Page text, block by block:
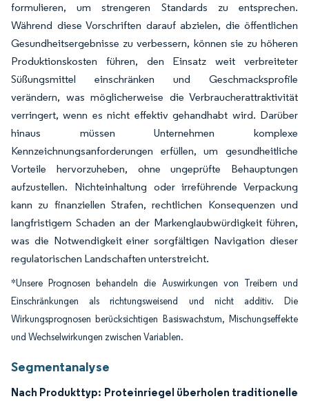
formulieren, um strengeren Standards zu entsprechen.
Während diese Vorschriften darauf abzielen, die öffentlichen
Gesundheitsergebnisse zu verbessern, können sie zu höheren
Produktionskosten führen, den Einsatz weit verbreiteter
Süßungsmittel einschränken und Geschmacksprofile
verändern, was möglicherweise die Verbraucherattraktivität
verringert, wenn es nicht effektiv gehandhabt wird. Darüber
hinaus müssen Unternehmen komplexe
Kennzeichnungsanforderungen erfüllen, um gesundheitliche
Vorteile hervorzuheben, ohne ungeprüfte Behauptungen
aufzustellen. Nichteinhaltung oder irreführende Verpackung
kann zu finanziellen Strafen, rechtlichen Konsequenzen und
langfristigem Schaden an der Markenglaubwürdigkeit führen,
was die Notwendigkeit einer sorgfältigen Navigation dieser
regulatorischen Landschaften unterstreicht.
*Unsere Prognosen behandeln die Auswirkungen von Treibern und
Einschränkungen als richtungsweisend und nicht additiv. Die
Wirkungsprognosen berücksichtigen Basiswachstum, Mischungseffekte
und Wechselwirkungen zwischen Variablen.
Segmentanalyse
Nach Produkttyp: Proteinriegel überholen traditionelle